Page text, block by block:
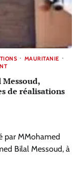
MAURITANIE
de réalisations
par MMohamed
Bilal Messoud, à